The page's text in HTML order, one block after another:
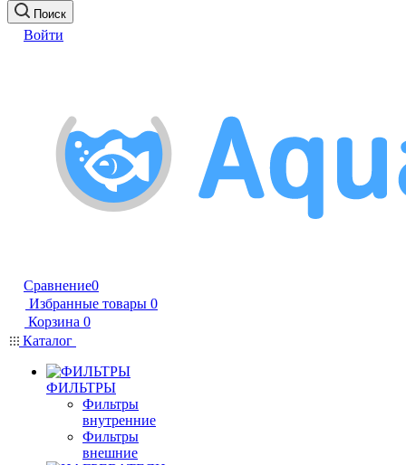
Поиск
Войти
Сравнение0
Избранные товары 0
Корзина 0
Каталог
ФИЛЬТРЫ
Фильтры
внутренние
Фильтры
внешние